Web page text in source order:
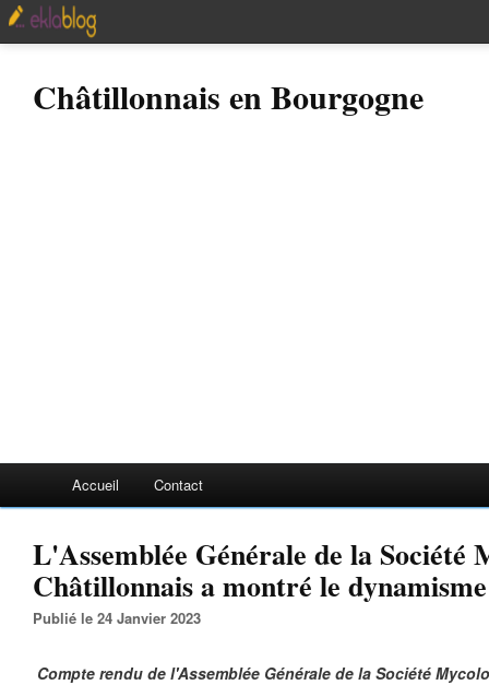
Châtillonnais en Bourgogne
Accueil Contact
L'Assemblée Générale de la Société
Châtillonnais a montré le
Publié le 24 Janvier 2023
Compte rendu de l'Assemblée Générale de la Société